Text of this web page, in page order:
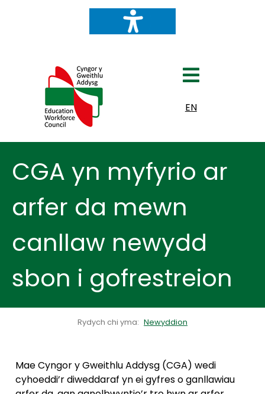
Dewiswch eich iaith
EN
CGA yn myfyrio ar
arfer da mewn
canllaw newydd
sbon i gofrestreion
Rydych chi yma: Newyddion
Mae Cyngor y Gweithlu Addysg (CGA) wedi
cyhoeddi’r diweddaraf yn ei gyfres o ganllawiau